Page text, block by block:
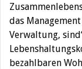
das
Verwaltung,
bezahlbaren